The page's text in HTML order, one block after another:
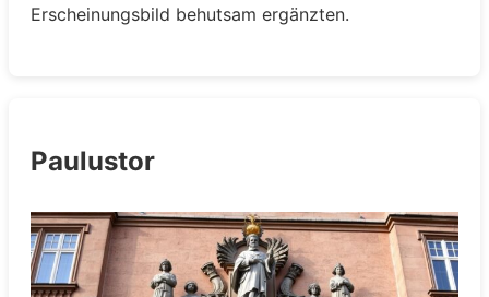
Erscheinungsbild behutsam ergänzten.
Paulustor